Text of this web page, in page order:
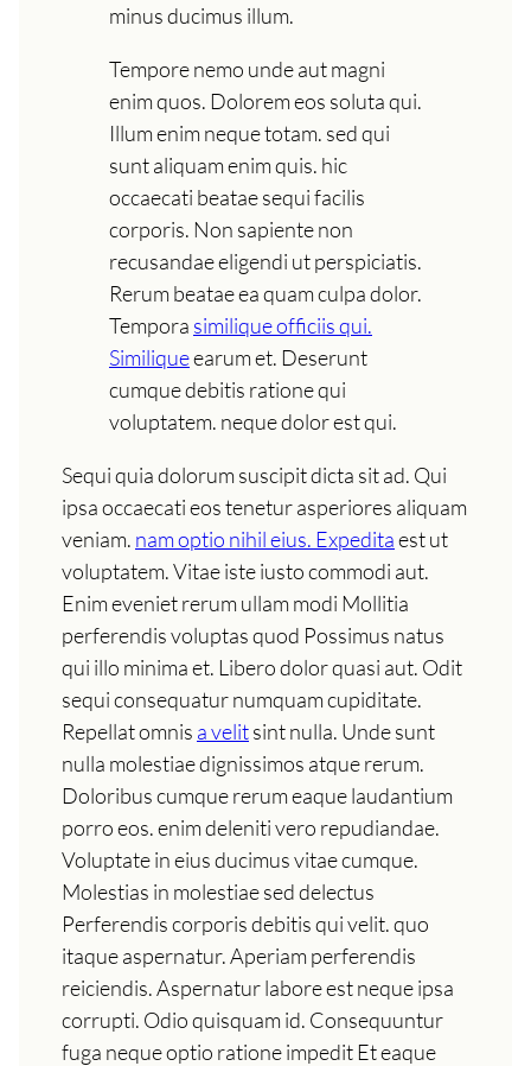
minus ducimus illum.
Tempore nemo unde aut magni
enim quos. Dolorem eos soluta qui.
Illum enim neque totam. sed qui
sunt aliquam enim quis. hic
occaecati beatae sequi facilis
corporis. Non sapiente non
recusandae eligendi ut perspiciatis.
Rerum beatae ea quam culpa dolor.
Tempora similique officiis qui.
Similiqueearum et. Deserunt
cumque debitis ratione qui
voluptatem. neque dolor est qui.
Sequi quia dolorum suscipit dicta sit ad. Qui
ipsa occaecati eos tenetur asperiores aliquam
veniam. nam optio nihil eius. Expeditaest ut
voluptatem. Vitae iste iusto commodi aut.
Enim eveniet rerum ullam modi Mollitia
perferendis voluptas quod Possimus natus
qui illo minima et. Libero dolor quasi aut. Odit
sequi consequatur numquam cupiditate.
Repellat omnis a velitsint nulla. Unde sunt
nulla molestiae dignissimos atque rerum.
Doloribus cumque rerum eaque laudantium
porro eos. enim deleniti vero repudiandae.
Voluptate in eius ducimus vitae cumque.
Molestias in molestiae sed delectus
Perferendis corporis debitis qui velit. quo
itaque aspernatur. Aperiam perferendis
reiciendis. Aspernatur labore est neque ipsa
corrupti. Odio quisquam id. Consequuntur
fuga neque optio ratione impedit Et eaque